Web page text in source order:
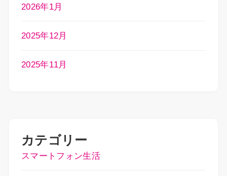
2026年1月
2025年12月
2025年11月
カテゴリー
スマートフォン生活